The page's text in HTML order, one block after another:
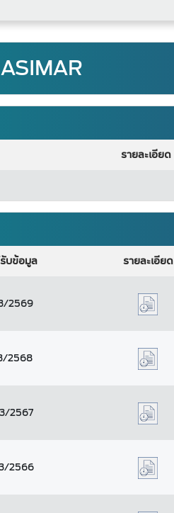
รายละเอียด
บข้อมูล รายละเอียด
2569
2568
2567
2566